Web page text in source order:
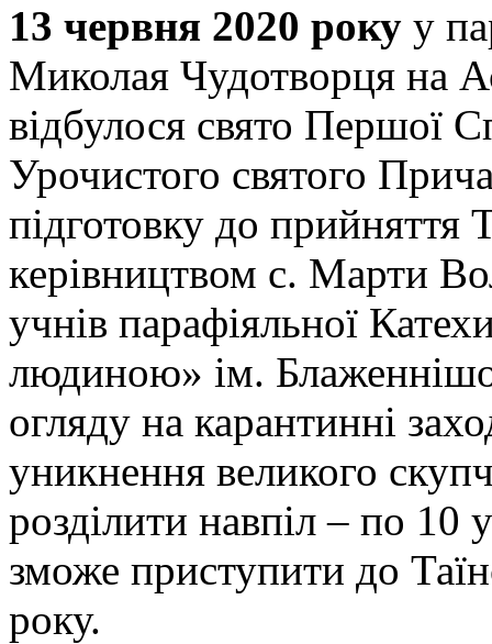
13 червня 2020 року у
Миколая Чудотворця на
відбулося свято Першої
Урочистого святого
підготовку до прийняття
керівництвом с. Марти
учнів парафіяльної
людиною» ім.
огляду на карантинні
уникнення великого
розділити навпіл – по 10
зможе приступити до
року.